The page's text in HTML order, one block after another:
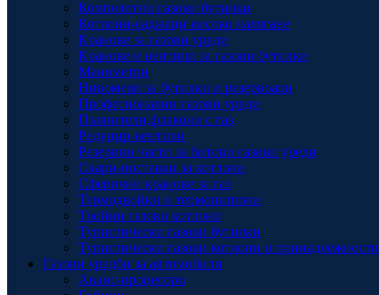
Композитни газови бутилки
Котлони-саджаци високо налягане
Кранове за газови уреди
Кранове и вентили за газови бутилки
Манометри
Нивомери за бутилки и резервоари
Професионални газови уреди
Пълнители,флакони с газ
Редуцир-вентили
Резервни части за битови газови уреди
Скари-поставки за котлони
Сферични кранове за газ
Термодвойки и термопатрони
Тройни газови котлони
Туристически газови бутилки
Туристически газови котлони и принадлежности
Газови уредби за автомобили
Аванс-процесори